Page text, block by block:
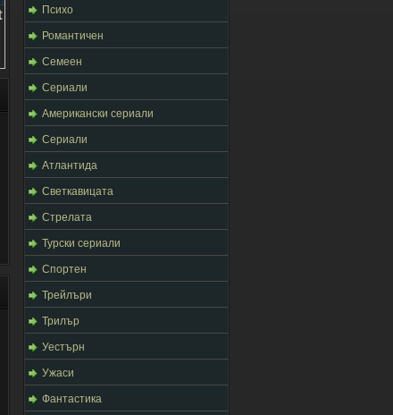
Психо
Романтичен
Семеен
Сериали
Американски сериали
Сериали
Атлантида
Светкавицата
Стрелата
Турски сериали
Спортен
Трейлъри
Трилър
Уестърн
Ужаси
Фантастика